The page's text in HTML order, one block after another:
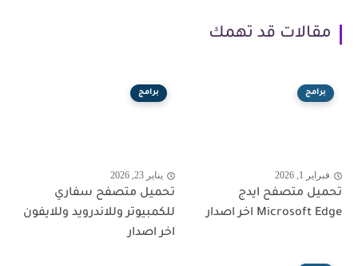
مقالات قد تهمك
برامج
فبراير 1, 2026
تحميل متصفح ايدج
Microsoft Edge اخر اصدار
برامج
يناير 23, 2026
تحميل متصفح سفاري
للكمبيوتر وللاندرويد وللايفون
اخر اصدار